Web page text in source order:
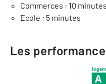
Commerces : 10 minutes
Ecole : 5 minutes
Les